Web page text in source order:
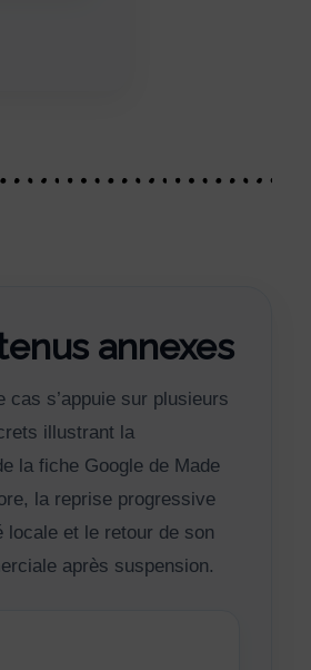
annexes
cas s’appuie sur plusieurs
illustrant la
la fiche Google de Made
la reprise progressive
locale et le retour de son
après suspension.